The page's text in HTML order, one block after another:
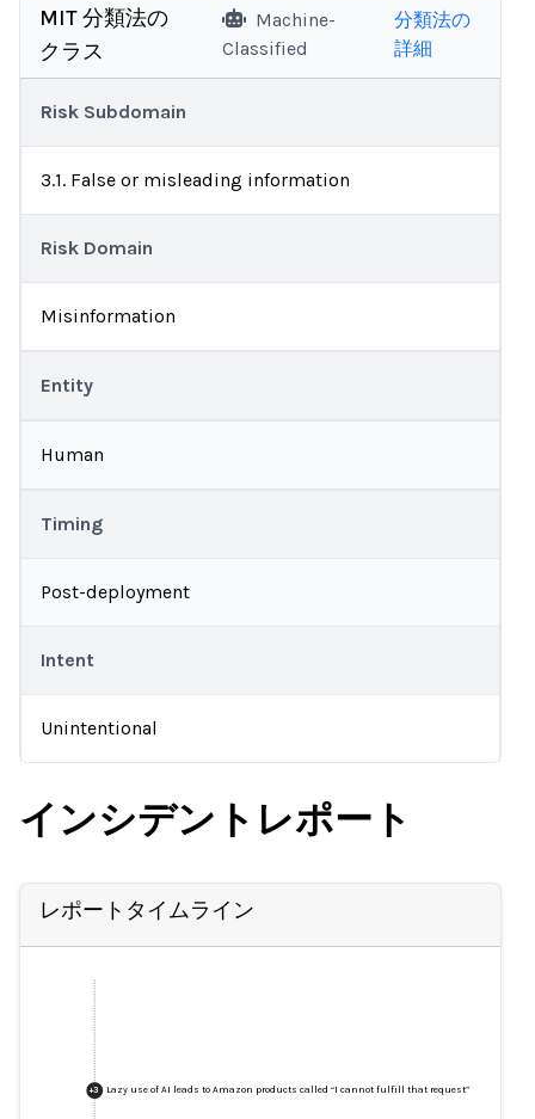
MIT 分類法の
クラス
Machine-
Classified
分類法の
詳細
Risk Subdomain
3.1. False or misleading information
Risk Domain
Misinformation
Entity
Human
Timing
Post-deployment
Intent
Unintentional
インシデントレポート
レポートタイムライン
+3 Lazy use of AI leads to Amazon products called “I cannot fulfill that request”